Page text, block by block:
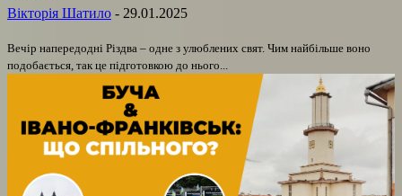
Вікторія Шатило - 29.01.2025
Вечір напередодні Різдва – одне з улюблених свят. Чим найбільше воно
подобається, так це підготовкою до нього...